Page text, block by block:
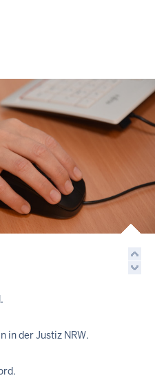
in der Justiz NRW.